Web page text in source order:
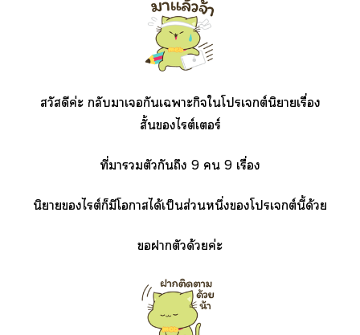
สวัสดีค่ะ กลับาเกันเาะกิจใโปรเจกต์นิยายเรื่อง
สั้นไต์เอร์
ที่าวมตัวกันถึง 9  9 เรื่อง
นิยายไต์ก็มีโาได้เป็นส่วนหนึ่งโปรเจกต์นี้ด้วย
าตัวด้วยค่ะ